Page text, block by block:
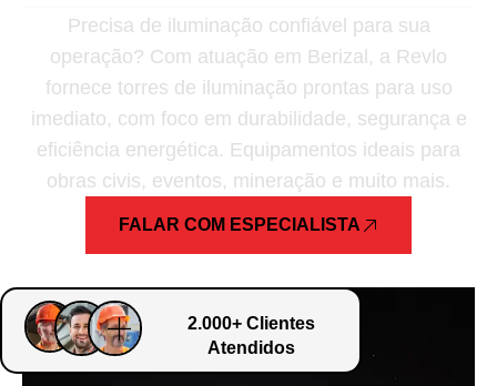
Precisa de iluminação confiável para sua
operação? Com atuação em Berizal, a Revlo
fornece torres de iluminação prontas para uso
imediato, com foco em durabilidade, segurança e
eficiência energética. Equipamentos ideais para
obras civis, eventos, mineração e muito mais.
FALAR COM ESPECIALISTA
2.000+ Clientes
Atendidos